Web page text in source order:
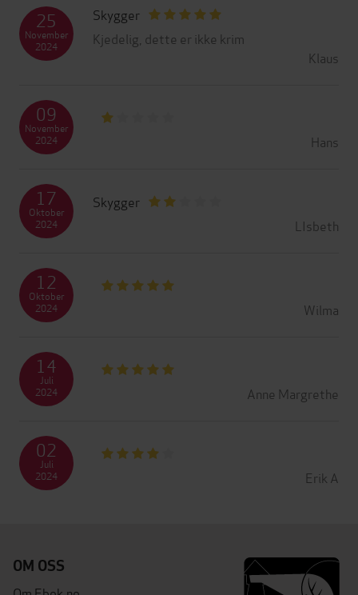
Skygger
Kjedelig, dette er ikke krim
Klaus
25
November
2024
Hans
09
November
2024
Skygger
LIsbeth
17
Oktober
2024
Wilma
12
Oktober
2024
Anne Margrethe
14
Juli
2024
Erik A
02
Juli
2024
OM OSS